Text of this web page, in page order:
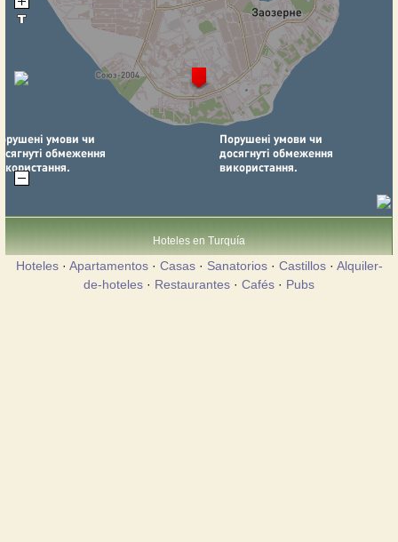
Hoteles en Turquía
Hoteles· Apartamentos· Casas· Sanatorios· Castillos· Alquiler-
de-hoteles · Restaurantes · Cafés · Pubs